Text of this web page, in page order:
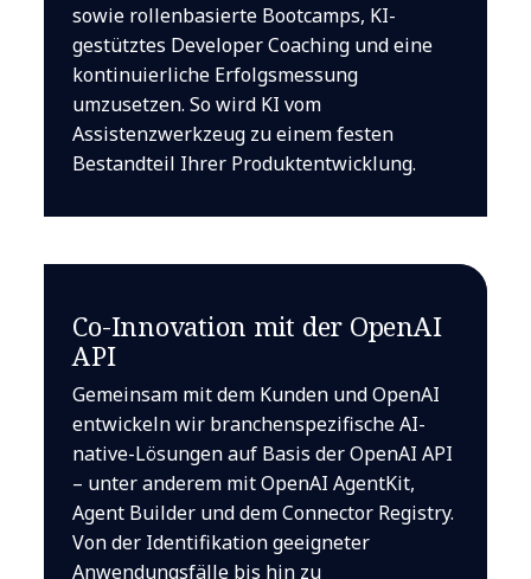
sowie rollenbasierte Bootcamps, KI-
gestütztes Developer Coaching und eine
kontinuierliche Erfolgsmessung
umzusetzen. So wird KI vom
Assistenzwerkzeug zu einem festen
Bestandteil Ihrer Produktentwicklung.
Co-Innovation mit der OpenAI
API
Gemeinsam mit dem Kunden und OpenAI
entwickeln wir branchenspezifische AI-
native-Lösungen auf Basis der OpenAI API
– unter anderem mit OpenAI AgentKit,
Agent Builder und dem Connector Registry.
Von der Identifikation geeigneter
Anwendungsfälle bis hin zu